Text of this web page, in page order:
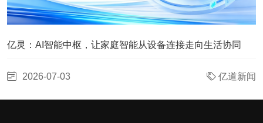
亿灵：AI智能中枢，让家庭智能从设备连接走向生活协同
2026-07-03 亿道新闻